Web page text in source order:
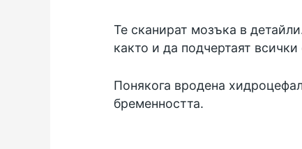
Те сканират мозъка в
както и да подчертаят
Понякога вродена
бременността.